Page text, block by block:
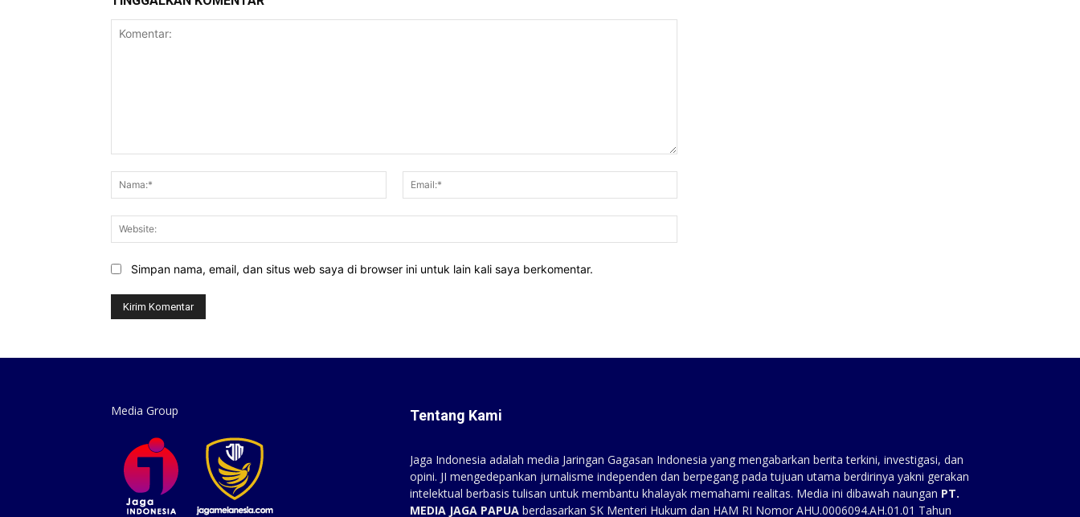
Nama:*
Simpan nama, email, dan situs web saya di browser ini untuk lain kali saya berkomentar.
Media Group Tentang Kami
Jaga Indonesia adalah media Jaringan Gagasan Indonesia yang mengabarkan berita terkini, investigasi, dan
opini. JI mengedepankan jurnalisme independen dan berpegang pada tujuan utama berdirinya yakni gerakan
intelektual berbasis tulisan untuk membantu khalayak memahami realitas. Media ini dibawah naungan PT.
MEDIA JAGA PAPUA berdasarkan SK Menteri Hukum dan HAM RI Nomor AHU.0006094.AH.01.01 Tahun